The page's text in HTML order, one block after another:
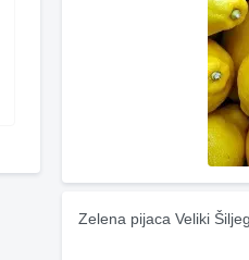
Zelena pijaca Veliki